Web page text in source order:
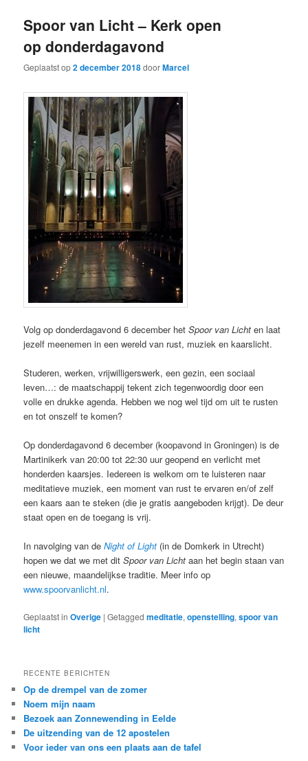
Spoor van Licht – Kerk open
op donderdagavond
Geplaatst op2 december 2018doorMarcel
Volg op donderdagavond 6 december hetSpoor van Licht en laat
jezelf meenemen in een wereld van rust, muziek en kaarslicht.
Studeren, werken, vrijwilligerswerk, een gezin, een sociaal
leven…: de maatschappij tekent zich tegenwoordig door een
volle en drukke agenda. Hebben we nog wel tijd om uit te rusten
en tot onszelf te komen?
Op donderdagavond 6 december (koopavond in Groningen) is de
Martinikerk van 20:00 tot 22:30 uur geopend en verlicht met
honderden kaarsjes. Iedereen is welkom om te luisteren naar
meditatieve muziek, een moment van rust te ervaren en/of zelf
een kaars aan te steken (die je gratis aangeboden krijgt). De deur
staat open en de toegang is vrij.
In navolging van deNight of Light (in de Domkerk in Utrecht)
hopen we dat we met ditSpoor van Licht aan het begin staan van
een nieuwe, maandelijkse traditie. Meer info op
www.spoorvanlicht.nl.
Geplaatst in Overige |Getagged meditatie,openstelling,spoor van
licht
RECENTE BERICHTEN
Op de drempel van de zomer
Noem mijn naam
Bezoek aan Zonnewending in Eelde
De uitzending van de 12 apostelen
Voor ieder van ons een plaats aan de tafel